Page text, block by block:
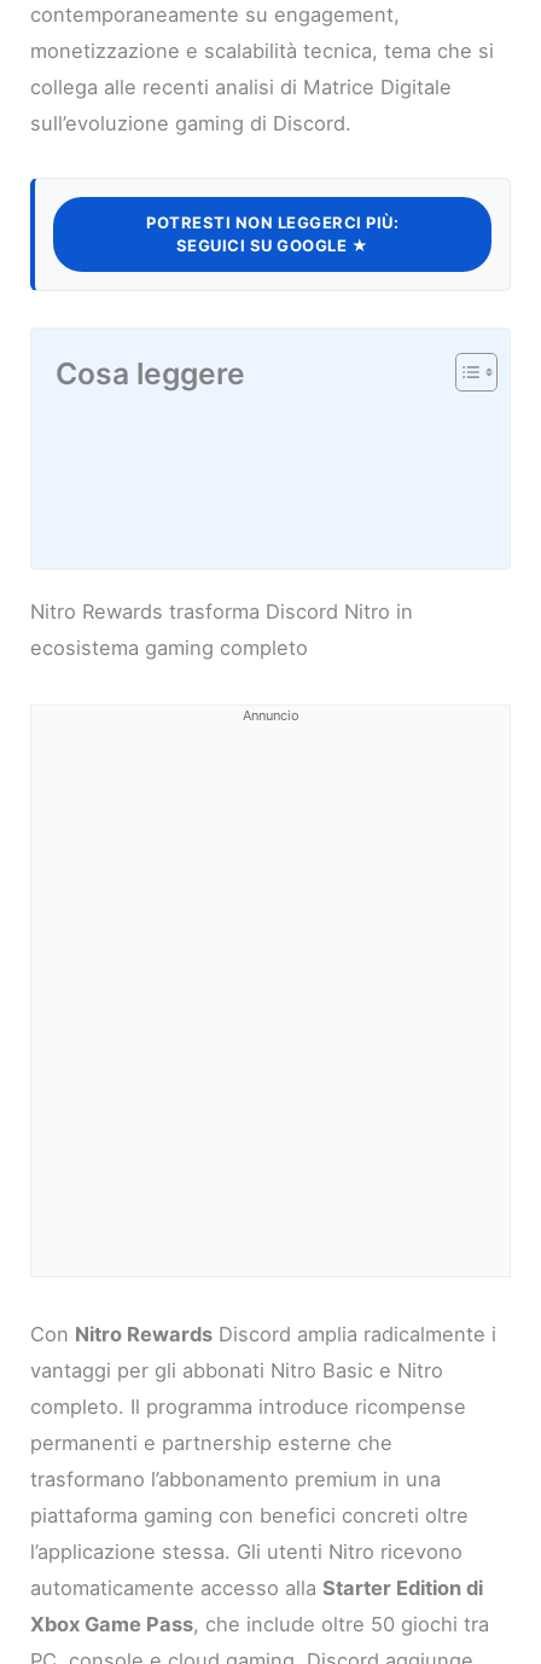
contemporaneamente su engagement,
monetizzazione e scalabilità tecnica, tema che si
collega alle recenti analisi di Matrice Digitale
sull’evoluzione gaming di Discord.
POTRESTI NON LEGGERCI PIÙ:
SEGUICI SU GOOGLE ★
Cosa leggere
Nitro Rewards trasforma Discord Nitro in
ecosistema gaming completo
Annuncio
Con Nitro Rewards Discord amplia radicalmente i
vantaggi per gli abbonati Nitro Basic e Nitro
completo. Il programma introduce ricompense
permanenti e partnership esterne che
trasformano l’abbonamento premium in una
piattaforma gaming con benefici concreti oltre
l’applicazione stessa. Gli utenti Nitro ricevono
automaticamente accesso allaStarter Edition di
Xbox Game Pass, che include oltre 50 giochi tra